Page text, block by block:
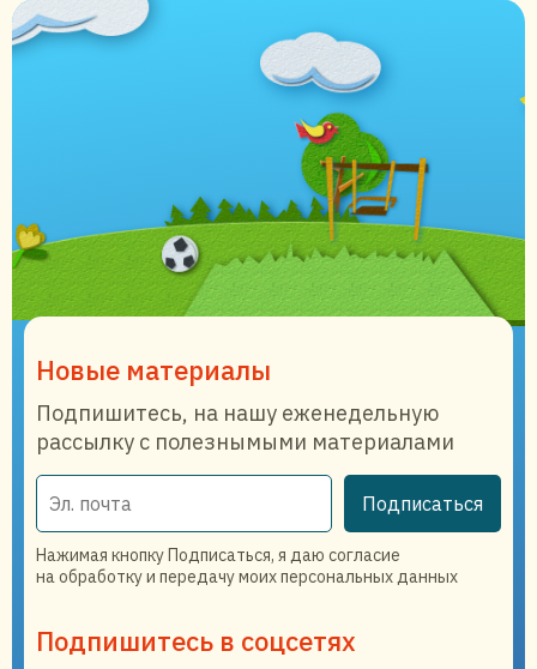
Новые материалы
Подпишитесь, на нашу еженедельную
рассылку с полезнымыми материалами
Подписаться
Нажимая кнопку Подписаться, я даю согласие
на обработку и передачу моих персональных данных
Подпишитесь в соцсетях